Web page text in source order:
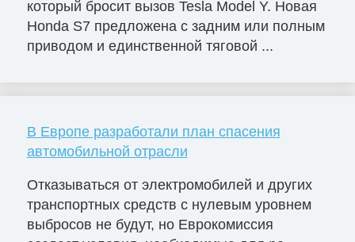
который бросит вызов Tesla Model Y. Новая
Honda S7 предложена с задним или полным
приводом и единственной тяговой ...
В Европе разработали план спасения
автомобильной отрасли
Отказываться от электромобилей и других
транспортных средств с нулевым уровнем
выбросов не будут, но Еврокомиссия